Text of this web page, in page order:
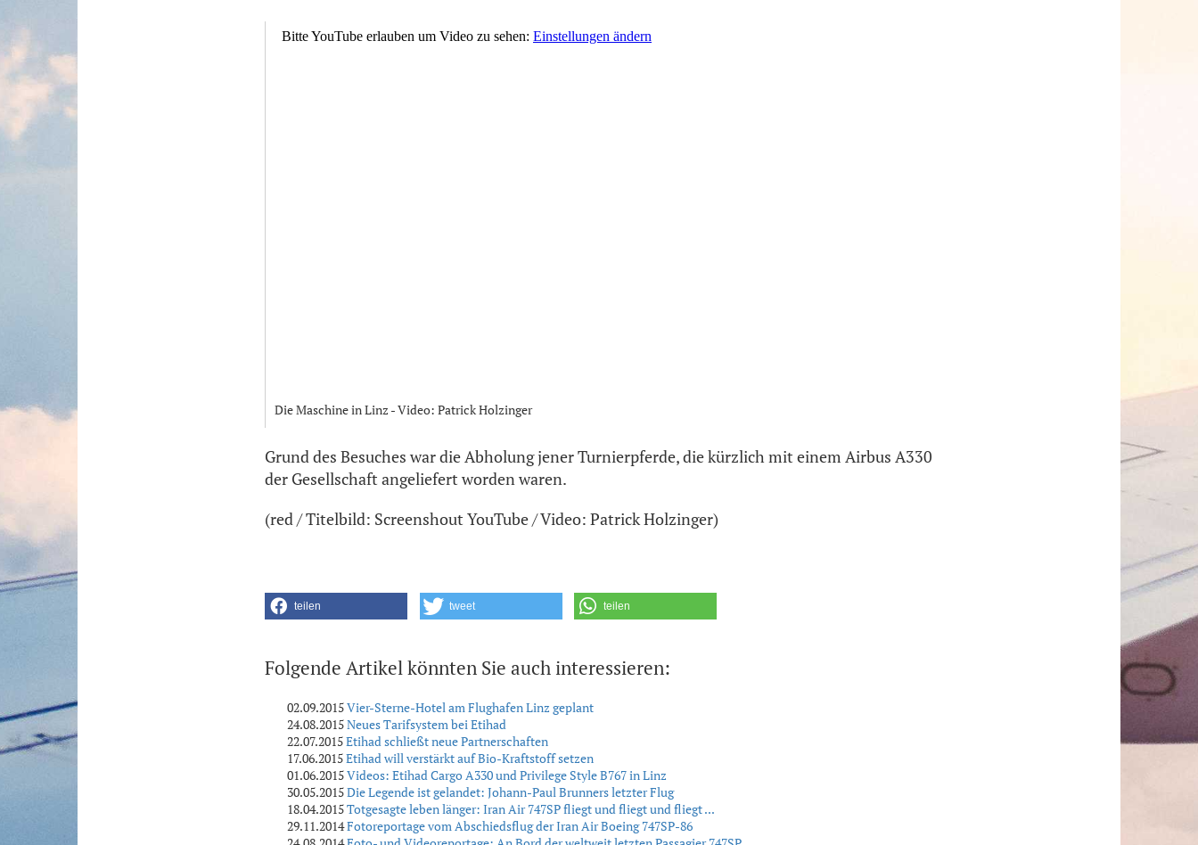
Die Maschine in Linz - Video: Patrick Holzinger
Grund des Besuches war die Abholung jener Turnierpferde, die kürzlich mit einem Airbus A330
der Gesellschaft angeliefert worden waren.
(red / Titelbild: Screenshout YouTube / Video: Patrick Holzinger)
teilen tweet teilen
Folgende Artikel könnten Sie auch interessieren:
02.09.2015Vier-Sterne-Hotel am Flughafen Linz geplant
24.08.2015Neues Tarifsystem bei Etihad
22.07.2015Etihad schließt neue Partnerschaften
17.06.2015Etihad will verstärkt auf Bio-Kraftstoff setzen
01.06.2015Videos: Etihad Cargo A330 und Privilege Style B767 in Linz
30.05.2015Die Legende ist gelandet: Johann-Paul Brunners letzter Flug
18.04.2015Totgesagte leben länger: Iran Air 747SP fliegt und fliegt und fliegt ...
29.11.2014Fotoreportage vom Abschiedsflug der Iran Air Boeing 747SP-86